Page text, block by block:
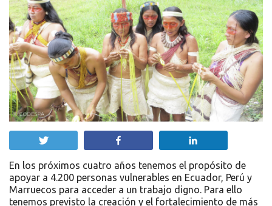
En los próximos cuatro años tenemos el propósito de
apoyar a 4.200 personas vulnerables en Ecuador, Perú y
Marruecos para acceder a un trabajo digno. Para ello
tenemos previsto la creación y el fortalecimiento de más